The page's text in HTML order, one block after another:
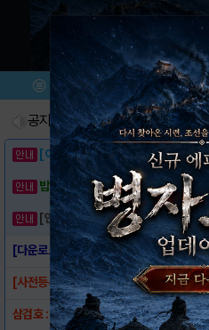
메뉴 이벤트/미션
공지사항
[이벤트] 웃음으로 매일매일 해피! 유
밥알이의 헝앱통신 ⑲ “밥알이, 드디
[안내] 헝그리앱 필수 상식! 밥알 획득
[다운로드링크] - 삼검호
[사전등록 진행 중] 삼검호 업데이트
삼검호 : 아기신화의 게임 정보 총정리 - 3..